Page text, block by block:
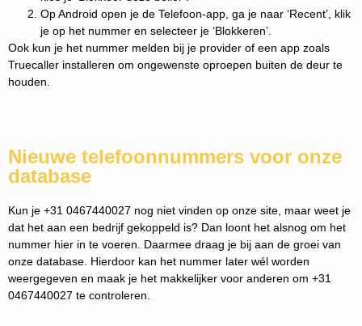
Op Android open je de Telefoon-app, ga je naar ‘Recent’, klik
je op het nummer en selecteer je ‘Blokkeren’.
Ook kun je het nummer melden bij je provider of een app zoals
Truecaller installeren om ongewenste oproepen buiten de deur te
houden.
Nieuwe telefoonnummers voor onze
database
Kun je +31 0467440027 nog niet vinden op onze site, maar weet je
dat het aan een bedrijf gekoppeld is? Dan loont het alsnog om het
nummer hier in te voeren. Daarmee draag je bij aan de groei van
onze database. Hierdoor kan het nummer later wél worden
weergegeven en maak je het makkelijker voor anderen om +31
0467440027 te controleren.